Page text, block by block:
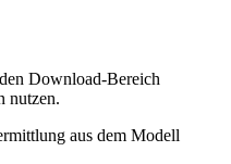
Download-Bereich
nutzen.